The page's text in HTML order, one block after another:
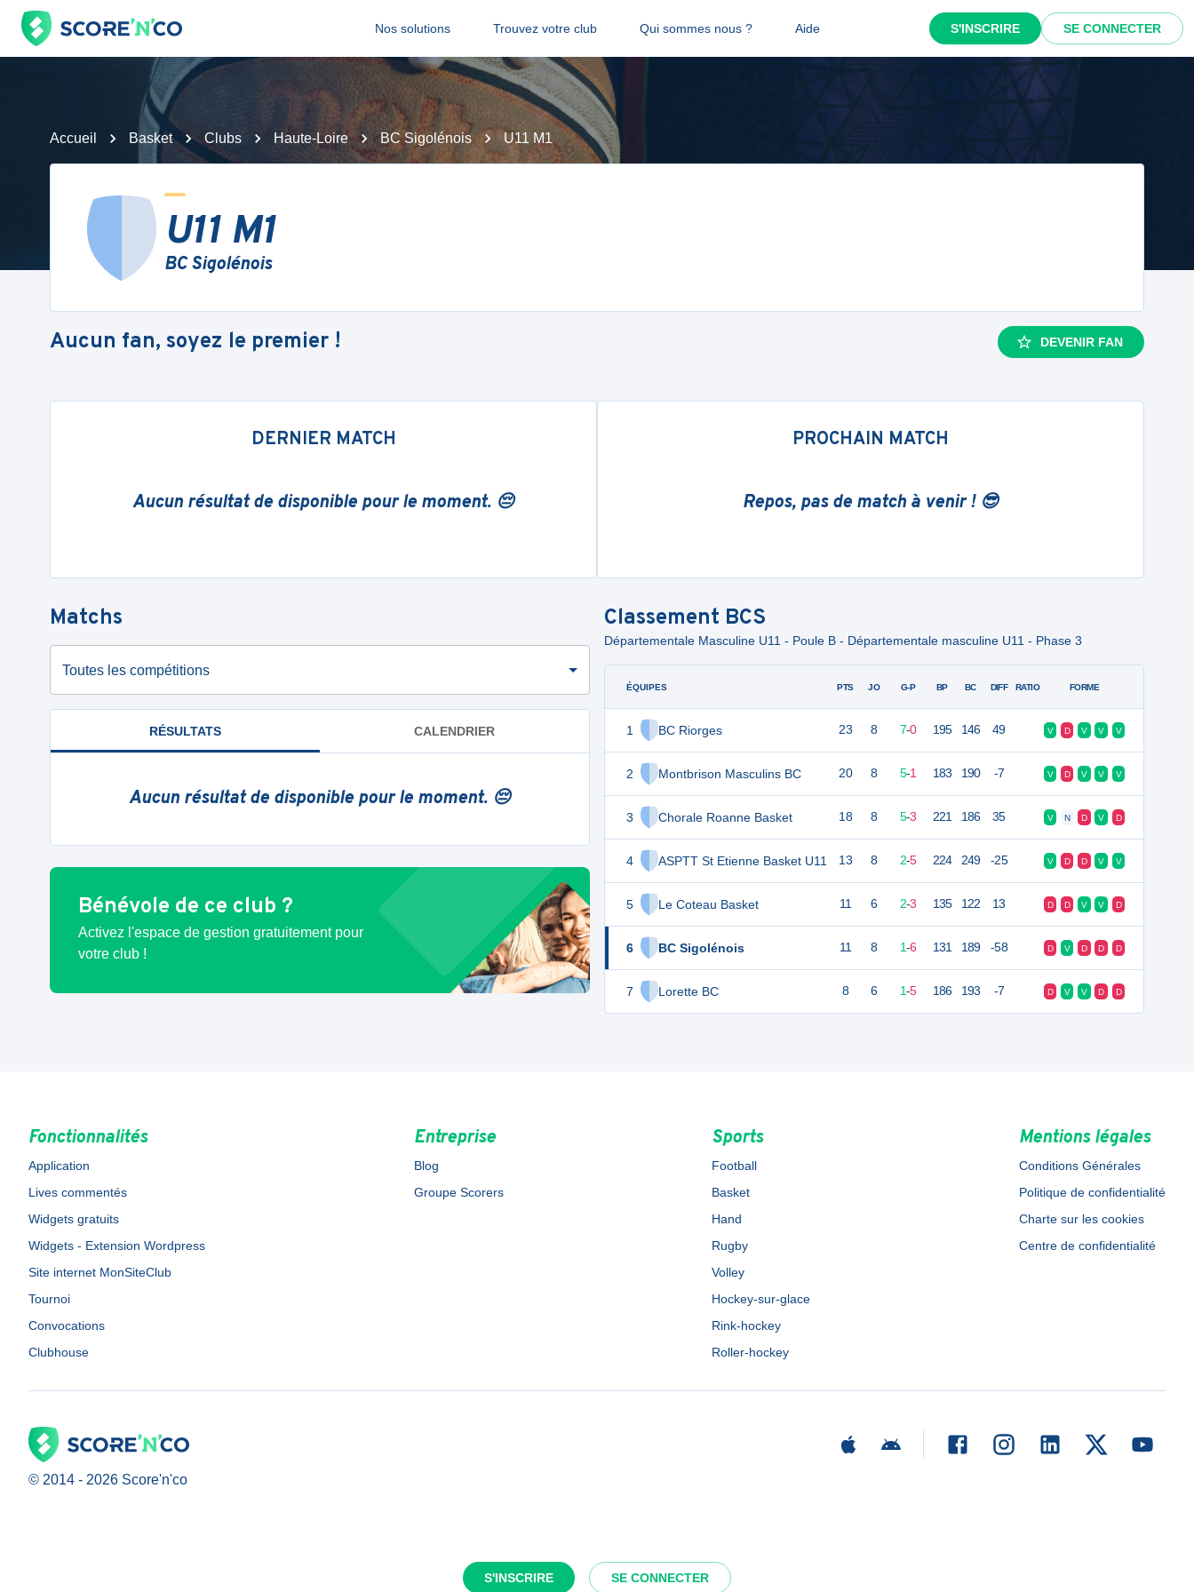
Nos solutions Trouvez votre club Qui sommes nous ? Aide S'INSCRIRE SE CONNECTER
S'INSCRIRE SE CONNECTER
Accueil Basket Clubs Haute-Loire BC Sigolénois U11 M1
U11 M1
BC Sigolénois
Aucun fan, soyez le premier ! DEVENIR FAN
DERNIER MATCH
Aucun résultat de disponible pour le moment. 😔
PROCHAIN MATCH
Repos, pas de match à venir ! 😎
Matchs
Toutes les compétitions
RÉSULTATS CALENDRIER
Aucun résultat de disponible pour le moment. 😔
Bénévole de ce club ?
Activez l'espace de gestion gratuitement pour
votre club !
Classement BCS
Départementale Masculine U11 - Poule B - Départementale masculine U11 - Phase 3
ÉQUIPES
1 BC Riorges
2 Montbrison Masculins BC
3 Chorale Roanne Basket
4 ASPTT St Etienne Basket U11
5 Le Coteau Basket
6 BC Sigolénois
7 Lorette BC
PTS JO G-P BP BC DIFF RATIO FORME
23 8 7-0 195 146 49 V D V V V
20 8 5-1 183 190 -7 V D V V V
18 8 5-3 221 186 35 V N D V D
13 8 2-5 224 249 -25 V D D V V
11 6 2-3 135 122 13 D D V V D
11 8 1-6 131 189 -58 D V D D D
8 6 1-5 186 193 -7 D V V D D
Fonctionnalités
Application
Lives commentés
Widgets gratuits
Widgets - Extension Wordpress
Site internet MonSiteClub
Tournoi
Convocations
Clubhouse
Entreprise
Blog
Groupe Scorers
Sports
Football
Basket
Hand
Rugby
Volley
Hockey-sur-glace
Rink-hockey
Roller-hockey
Mentions légales
Conditions Générales
Politique de confidentialité
Charte sur les cookies
Centre de confidentialité
© 2014 - 2026 Score'n'co